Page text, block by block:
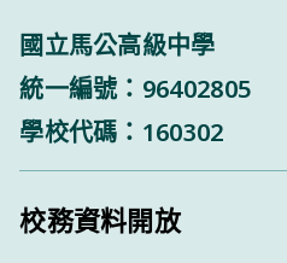
國立馬公高級中學
統一編號：96402805
學校代碼：160302
校務資料開放